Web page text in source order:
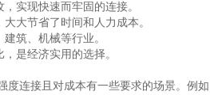
实现快速而牢固的连接。
大节省了时间和人力成本。
筑、机械等行业。
是经济实用的选择。
连接且对成本有一些要求的场景。例